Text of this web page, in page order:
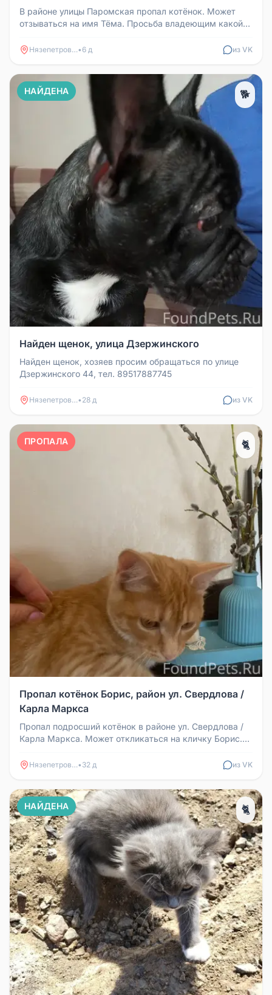
В районе улицы Паромская пропал котёнок. Может
отзываться на имя Тёма. Просьба владеющим какой-
Нязепетровск•6 д из VK
НАЙДЕНА 🐕
Найден щенок, улица Дзержинского
Найден щенок, хозяев просим обращаться по улице
Дзержинского 44, тел. 89517887745
Нязепетровск• 28 д из VK
ПРОПАЛА 🐈
Пропал котёнок Борис, район ул. Свердлова /
Карла Маркса
Пропал подросший котёнок в районе ул. Свердлова /
Карла Маркса. Может откликаться на кличку Борис.
Нязепетровск• 32 д из VK
НАЙДЕНА 🐈